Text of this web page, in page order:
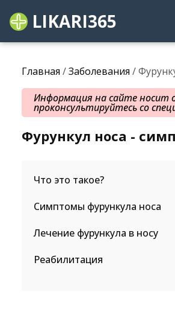
LIKARI365
Главная /Заболевания /
Информация на сайте носит
проконсультируйтесь со
Фурункул носа -
Что это такое?
Симптомы фурункула носа
Лечение фурункула в носу
Реабилитация